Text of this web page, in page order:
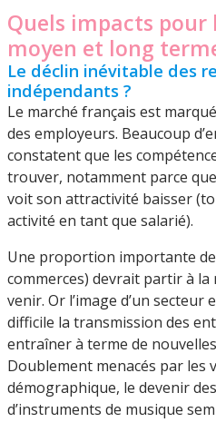
Quels impacts pour
moyen et long
Le déclin inévitable des
indépendants ?
Le marché français est
des employeurs. Beaucoup
constatent que les
trouver, notamment parce
voit son attractivité baisser
activité en tant que salarié).
Une proportion importante
commerces) devrait partir à
venir. Or l’image d’un
difficile la transmission des
entraîner à terme de
Doublement menacés par les
démographique, le devenir
d’instruments de musique